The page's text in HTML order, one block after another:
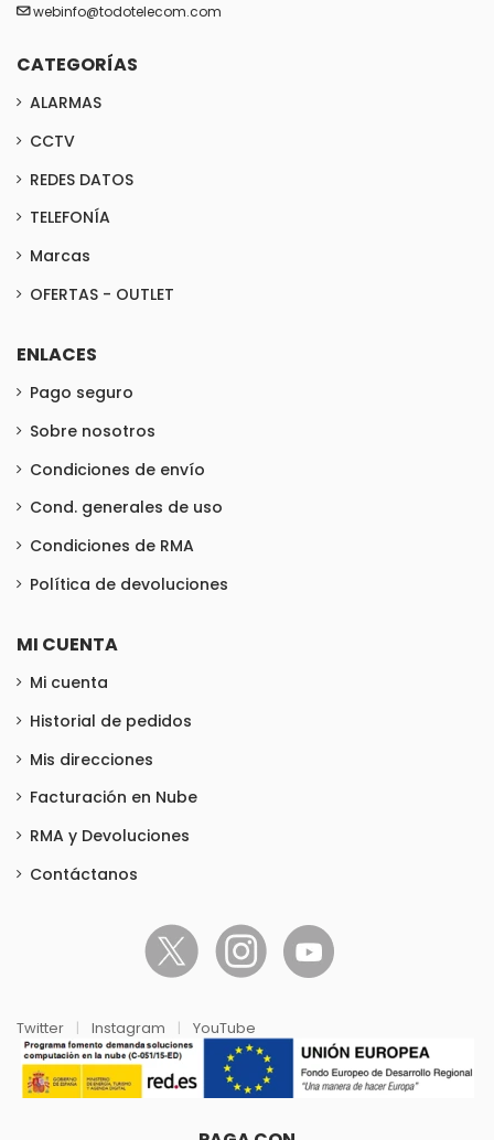
webinfo@todotelecom.com
CATEGORÍAS
ALARMAS
CCTV
REDES DATOS
TELEFONÍA
Marcas
OFERTAS - OUTLET
ENLACES
Pago seguro
Sobre nosotros
Condiciones de envío
Cond. generales de uso
Condiciones de RMA
Política de devoluciones
MI CUENTA
Mi cuenta
Historial de pedidos
Mis direcciones
Facturación en Nube
RMA y Devoluciones
Contáctanos
Twitter | Instagram | YouTube